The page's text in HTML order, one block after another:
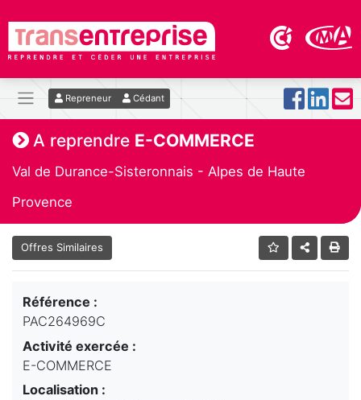
Repreneur Cédant
A reprendre E-COMMERCE
Val de Durance-Sisteronnais - Alpes de Haute
Provence
Offres Similaires
Référence :
PAC264969C
Activité exercée :
E-COMMERCE
Localisation :